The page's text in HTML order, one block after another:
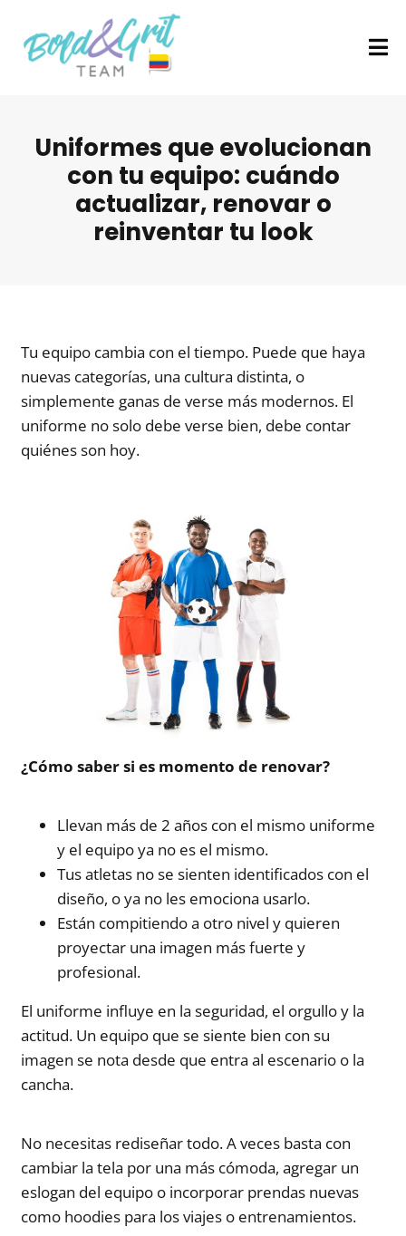
Uniformes que evolucionan
con tu equipo: cuándo
actualizar, renovar o
reinventar tu look
Tu equipo cambia con el tiempo. Puede que haya
nuevas categorías, una cultura distinta, o
simplemente ganas de verse más modernos. El
uniforme no solo debe verse bien, debe contar
quiénes son hoy.
¿Cómo saber si es momento de renovar?
Llevan más de 2 años con el mismo uniforme
y el equipo ya no es el mismo.
Tus atletas no se sienten identificados con el
diseño, o ya no les emociona usarlo.
Están compitiendo a otro nivel y quieren
proyectar una imagen más fuerte y
profesional.
El uniforme influye en la seguridad, el orgullo y la
actitud. Un equipo que se siente bien con su
imagen se nota desde que entra al escenario o la
cancha.
No necesitas rediseñar todo. A veces basta con
cambiar la tela por una más cómoda, agregar un
eslogan del equipo o incorporar prendas nuevas
como hoodies para los viajes o entrenamientos.